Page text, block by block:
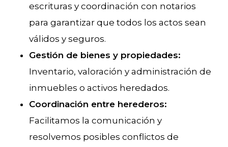
escrituras y coordinación con notarios
para garantizar que todos los actos sean
válidos y seguros.
Gestión de bienes y propiedades:
Inventario, valoración y administración de
inmuebles o activos heredados.
Coordinación entre herederos:
Facilitamos la comunicación y
resolvemos posibles conflictos de